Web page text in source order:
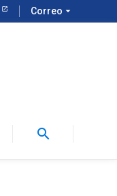
Correo arrow_drop_down
search